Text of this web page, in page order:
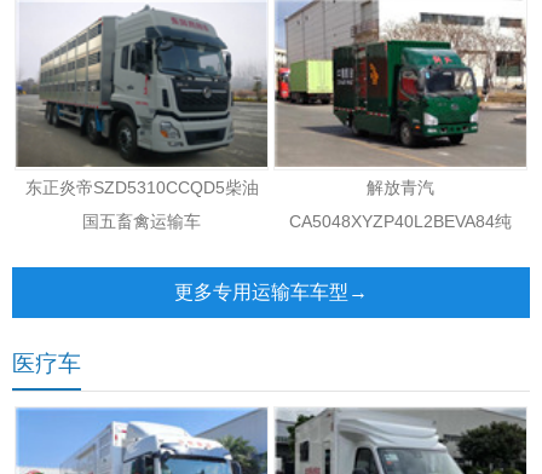
东正炎帝SZD5310CCQD5柴油
国五畜禽运输车
解放青汽
CA5048XYZP40L2BEVA84纯
更多专用运输车车型→
医疗车